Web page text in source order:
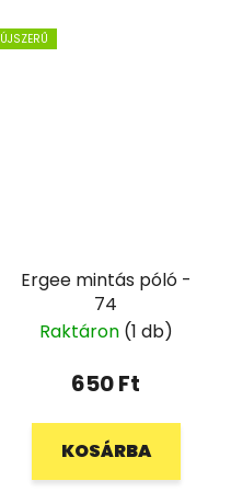
ÚJSZERŰ
Ergee mintás póló -
74
Raktáron (1 db)
650 Ft
KOSÁRBA